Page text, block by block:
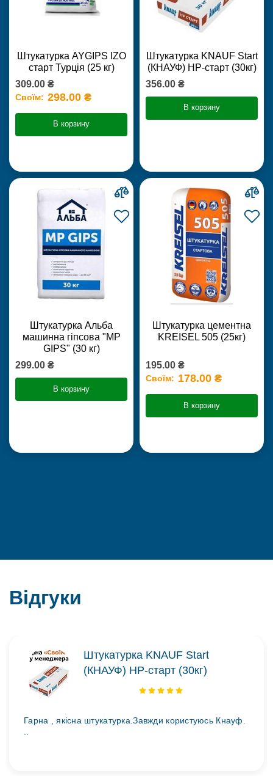
Штукатурка AYGIPS IZO
старт Турція (25 кг)
309.00 ₴
Своїм: 298.00 ₴
В корзину
Штукатурка KNAUF Start
(КНАУФ) НР-старт (30кг)
356.00 ₴
В корзину
Штукатурка Альба
машинна гіпсова "MP
GIPS" (30 кг)
299.00 ₴
В корзину
Штукатурка цементна
KREISEL 505 (25кг)
195.00 ₴
Своїм: 178.00 ₴
В корзину
Відгуки
Штукатурка KNAUF Start
(КНАУФ) НР-старт (30кг)
Гарна , якісна штукатурка.Завжди користуюсь Кнауф.
..